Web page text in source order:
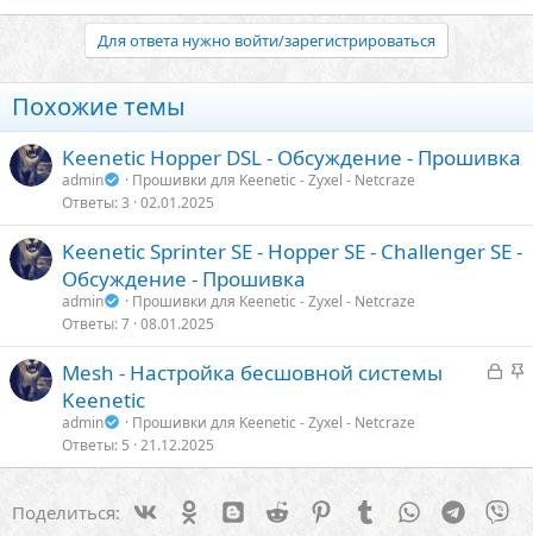
Для ответа нужно войти/зарегистрироваться
Похожие темы
Keenetic Hopper DSL - Обсуждение - Прошивка
admin
Прошивки для Keenetic - Zyxel - Netcraze
Ответы 3 02.01.2025
Keenetic Sprinter SE - Hopper SE - Challenger SE -
Обсуждение - Прошивка
admin
Прошивки для Keenetic - Zyxel - Netcraze
Ответы 7 08.01.2025
З
ы
о
З
е
Mesh - Настройка бесшовной системы
Keenetic
admin
Прошивки для Keenetic - Zyxel - Netcraze
Ответы 5 21.12.2025
Поделиться: Vk Ok BloggerReddit PinterestTumblr WhatsApp